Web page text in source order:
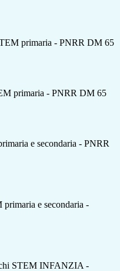
primaria - PNRR DM 65
primaria - PNRR DM 65
e secondaria - PNRR
e secondaria -
STEM INFANZIA -